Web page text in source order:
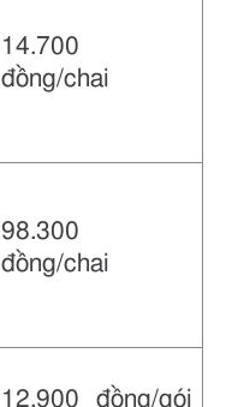
14.700
đồng/chai
98.300
đồng/chai
12.900 đồng/gói